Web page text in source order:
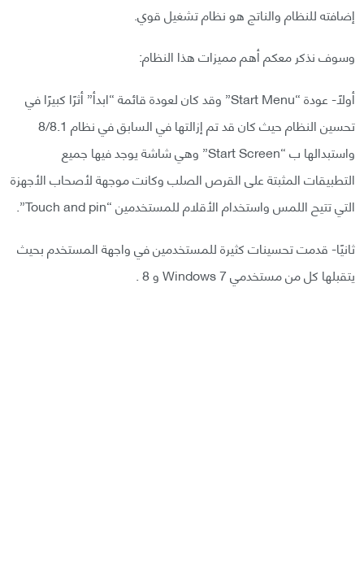
إضافته للنظام والناتج هو نظام تشغيل قوي.
وسوف نذكر معكم أهم مميزات هذا النظام:
أولًا- عودة “Start Menu” وقد كان لعودة قائمة “ابدأ” أثرًا كبيرًا في
تحسين النظام حيث كان قد تم إزالتها في السابق في نظام 8/8.1
واستبدالها ب “Start Screen” وهي شاشة يوجد فيها جميع
التطبيقات المثبتة على القرص الصلب وكانت موجهة لأصحاب الأجهزة
التي تتيح اللمس واستخدام الأقلام للمستخدمين “Touch and pin”.
ثانيًا- قدمت تحسينات كثيرة للمستخدمين في واجهة المستخدم بحيث
يتقبلها كل من مستخدمي Windows 7 و 8 .